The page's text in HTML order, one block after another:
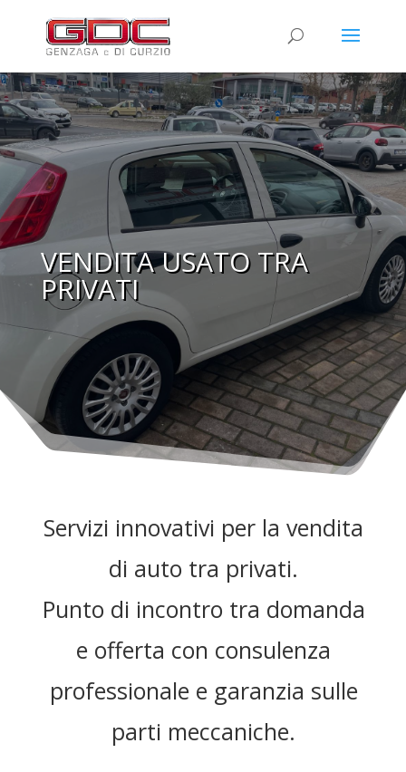
VENDITA USATO TRA
PRIVATI
Servizi innovativi per la vendita
di auto tra privati.
Punto di incontro tra domanda
e offerta con consulenza
professionale e garanzia sulle
parti meccaniche.